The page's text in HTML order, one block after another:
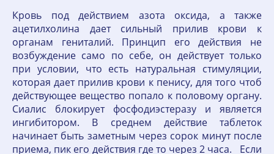
Кровь под действием азота оксида, а также
ацетилхолина дает сильный прилив крови к
органам гениталий. Принцип его действия не
возбуждение само по себе, он действует только
при условии, что есть натуральная стимуляции,
которая дает прилив крови к пенису, для того чтоб
действующее вещество попало к половому органу.
Сиалис блокирует фосфодиэстеразу и является
ингибитором. В среднем действие таблеток
начинает быть заметным через сорок минут после
приема, пик его действия где то через 2 часа. Если